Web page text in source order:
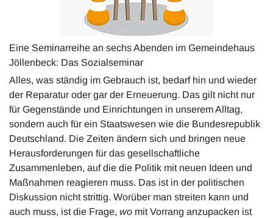
Eine Seminarreihe an sechs Abenden im Gemeindehaus
Jöllenbeck: Das Sozialseminar
Alles, was ständig im Gebrauch ist, bedarf hin und wieder
der Reparatur oder gar der Erneuerung. Das gilt nicht nur
für Gegenstände und Einrichtungen in unserem Alltag,
sondern auch für ein Staatswesen wie die Bundesrepublik
Deutschland. Die Zeiten ändern sich und bringen neue
Herausforderungen für das gesellschaftliche
Zusammenleben, auf die die Politik mit neuen Ideen und
Maßnahmen reagieren muss. Das ist in der politischen
Diskussion nicht strittig. Worüber man streiten kann und
auch muss, ist die Frage, wo mit Vorrang anzupacken ist